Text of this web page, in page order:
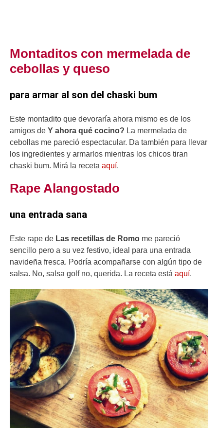
Montaditos con mermelada de
cebollas y queso
para armar al son del chaski bum
Este montadito que devoraría ahora mismo es de los
amigos de Y ahora qué cocino? La mermelada de
cebollas me pareció espectacular. Da también para llevar
los ingredientes y armarlos mientras los chicos tiran
chaski bum. Mirá la receta aquí.
Rape Alangostado
una entrada sana
Este rape de Las recetillas de Romo me pareció
sencillo pero a su vez festivo, ideal para una entrada
navideña fresca. Podría acompañarse con algún tipo de
salsa. No, salsa golf no, querida. La receta está aquí.